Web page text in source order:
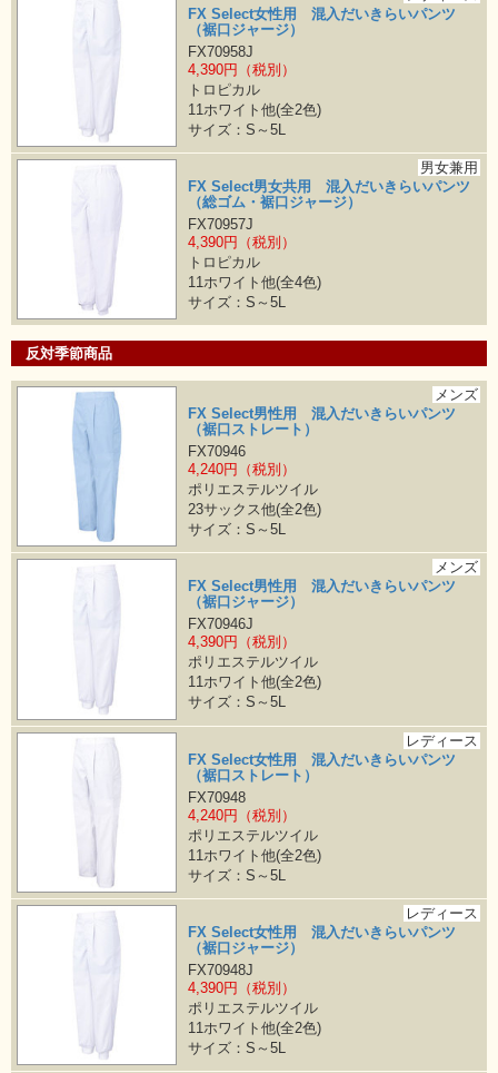
FX Select女性用 混入だいきらいパンツ
（裾口ジャージ）
FX70958J
4,390円（税別）
トロピカル
11ホワイト他(全2色)
サイズ：S～5L
男女兼用
FX Select男女共用 混入だいきらいパンツ
（総ゴム・裾口ジャージ）
FX70957J
4,390円（税別）
トロピカル
11ホワイト他(全4色)
サイズ：S～5L
反対季節商品
メンズ
FX Select男性用 混入だいきらいパンツ
（裾口ストレート）
FX70946
4,240円（税別）
ポリエステルツイル
23サックス他(全2色)
サイズ：S～5L
メンズ
FX Select男性用 混入だいきらいパンツ
（裾口ジャージ）
FX70946J
4,390円（税別）
ポリエステルツイル
11ホワイト他(全2色)
サイズ：S～5L
レディース
FX Select女性用 混入だいきらいパンツ
（裾口ストレート）
FX70948
4,240円（税別）
ポリエステルツイル
11ホワイト他(全2色)
サイズ：S～5L
レディース
FX Select女性用 混入だいきらいパンツ
（裾口ジャージ）
FX70948J
4,390円（税別）
ポリエステルツイル
11ホワイト他(全2色)
サイズ：S～5L